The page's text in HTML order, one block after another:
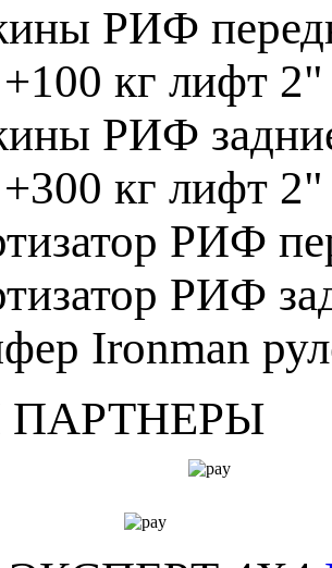
РИФ
кг лифт
РИФ
кг лифт
РИФ
РИФ
Ironman